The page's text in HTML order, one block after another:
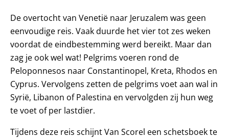
De overtocht van Venetië naar Jeruzalem was geen
eenvoudige reis. Vaak duurde het vier tot zes weken
voordat de eindbestemming werd bereikt. Maar dan
zag je ook wel wat! Pelgrims voeren rond de
Peloponnesos naar Constantinopel, Kreta, Rhodos en
Cyprus. Vervolgens zetten de pelgrims voet aan wal in
Syrië, Libanon of Palestina en vervolgden zij hun weg
te voet of per lastdier.
Tijdens deze reis schijnt Van Scorel een schetsboek te